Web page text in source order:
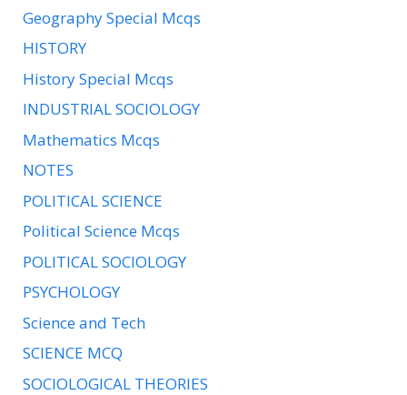
Geography Special Mcqs
HISTORY
History Special Mcqs
INDUSTRIAL SOCIOLOGY
Mathematics Mcqs
NOTES
POLITICAL SCIENCE
Political Science Mcqs
POLITICAL SOCIOLOGY
PSYCHOLOGY
Science and Tech
SCIENCE MCQ
SOCIOLOGICAL THEORIES